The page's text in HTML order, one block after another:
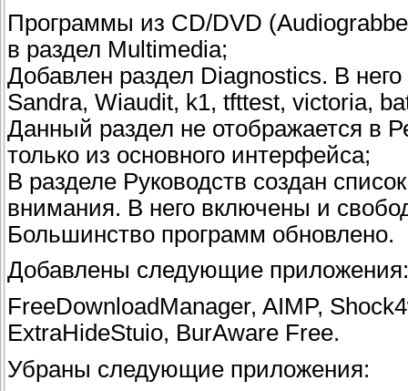
Программы из CD/DVD
в раздел Multimedia;
Добавлен раздел Diagnostics. В
Sandra, Wiaudit, k1, tfttest, victoria,
Данный раздел не отображается в
только из основного интерфейса;
В разделе Руководств создан
внимания. В него включены и
Большинство программ обновлено.
Добавлены следующие приложения:
FreeDownloadManager, AIMP,
ExtraHideStuio, BurAware Free.
Убраны следующие приложения: